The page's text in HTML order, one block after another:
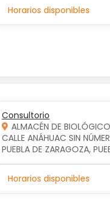
Horarios disponibles
Consultorio
ALMACÉN DE
CALLE ANÁHUAC SIN
PUEBLA DE ZARAGOZA,
Horarios disponibles